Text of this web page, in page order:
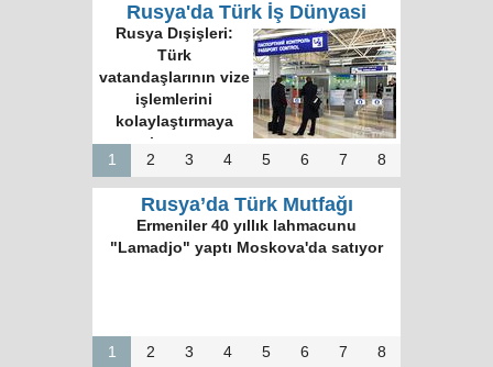
Rusya'da Türk İş Dünyasi
Rusya Dışişleri:
Türk
vatandaşlarının vize
işlemlerini
kolaylaştırmaya
hazırız
1
2 3 4 5 6 7 8
Rusya’da Türk Mutfağı
Ermeniler 40 yıllık lahmacunu
"Lamadjo" yaptı Moskova'da satıyor
1 2 3 4 5 6 7 8